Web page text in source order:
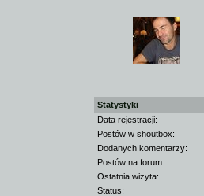
Statystyki
Data rejestracji:
Postów w shoutbox:
Dodanych komentarzy:
Postów na forum:
Ostatnia wizyta:
Status: